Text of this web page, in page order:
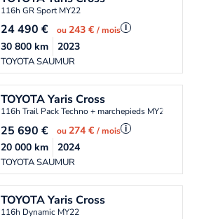
116h GR Sport MY22
24 490€ ou243 €/ mois i
TOYOTA SAUMUR
30 800km 2023
TOYOTAYaris Cross
116h Trail Pack Techno + marchepieds MY22
25 690€ ou274 €/ mois i
TOYOTA SAUMUR
20 000km 2024
TOYOTAYaris Cross
116h Dynamic MY22